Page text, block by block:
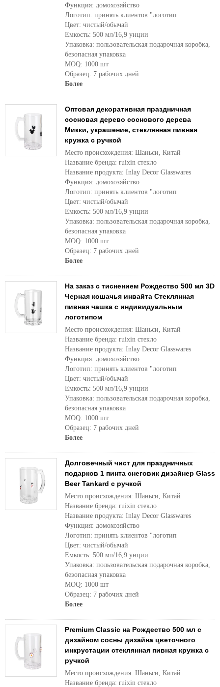
Функция: домохозяйство
Логотип: принять клиентов "логотип
Цвет: чистый/обычай
Емкость: 500 мл/16,9 унции
Упаковка: пользовательская подарочная коробка,
безопасная упаковка
MOQ: 1000 шт
Образец: 7 рабочих дней
Более
Оптовая декоративная праздничная
сосновая дерево соснового дерева
Микки, украшение, стеклянная пивная
кружка с ручкой
Место происхождения: Шаньси, Китай
Название бренда: ruixin стекло
Название продукта: Inlay Decor Glasswares
Функция: домохозяйство
Логотип: принять клиентов "логотип
Цвет: чистый/обычай
Емкость: 500 мл/16,9 унции
Упаковка: пользовательская подарочная коробка,
безопасная упаковка
MOQ: 1000 шт
Образец: 7 рабочих дней
Более
На заказ с тиснением Рождество 500 мл 3D
Черная кошачья инвайта Стеклянная
пивная чашка с индивидуальным
логотипом
Место происхождения: Шаньси, Китай
Название бренда: ruixin стекло
Название продукта: Inlay Decor Glasswares
Функция: домохозяйство
Логотип: принять клиентов "логотип
Цвет: чистый/обычай
Емкость: 500 мл/16,9 унции
Упаковка: пользовательская подарочная коробка,
безопасная упаковка
MOQ: 1000 шт
Образец: 7 рабочих дней
Более
Долговечный чист для праздничных
подарков 1 пинта снеговик дизайнер Glass
Beer Tankard с ручкой
Место происхождения: Шаньси, Китай
Название бренда: ruixin стекло
Название продукта: Inlay Decor Glasswares
Функция: домохозяйство
Логотип: принять клиентов "логотип
Цвет: чистый/обычай
Емкость: 500 мл/16,9 унции
Упаковка: пользовательская подарочная коробка,
безопасная упаковка
MOQ: 1000 шт
Образец: 7 рабочих дней
Более
Premium Classic на Рождество 500 мл с
дизайном сосны дизайна цветочного
инкрустации стеклянная пивная кружка с
ручкой
Место происхождения: Шаньси, Китай
Название бренда: ruixin стекло